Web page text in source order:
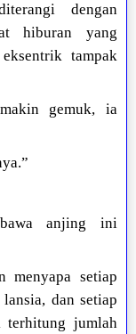
dengan
hiburan yang
tampak
gemuk, ia
anjing ini
menyapa setiap
dan setiap
terhitung jumlah